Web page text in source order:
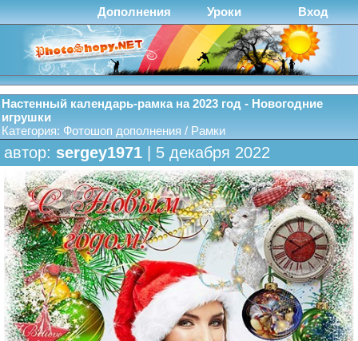
Дополнения Уроки Вход
Настенный календарь-рамка на 2023 год - Новогодние
игрушки
Категория: Фотошоп дополнения / Рамки
автор: sergey1971 | 5 декабря 2022